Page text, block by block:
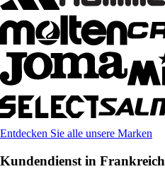
Entdecken Sie alle unsere Marken
Kundendienst in Frankreich